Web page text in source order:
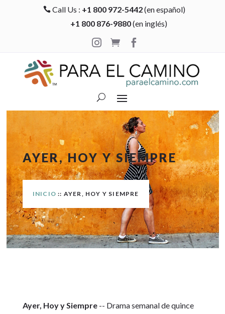
 Call Us : +1 800 972-5442(en español)
+1 800 876-9880(en inglés)

 
AYER, HOY Y SIEMPRE
INICIO :: AYER, HOY Y SIEMPRE
Ayer, Hoy y Siempre-- Drama semanal de quince